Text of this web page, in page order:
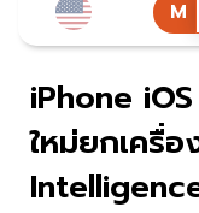
iPhone
ใหม่ยกเครื่